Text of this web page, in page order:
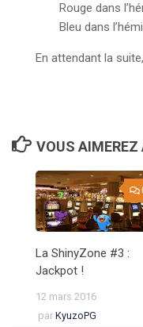
Rouge dans
Bleu dans
En attendant la
VOUS AIMEREZ
La ShinyZone #3 :
Jackpot !
12 mars 2016
par KyuzoPG